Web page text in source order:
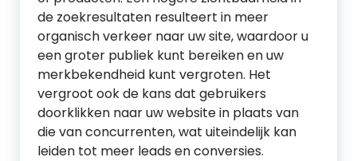
de zoekresultaten resulteert in meer
organisch verkeer naar uw site, waardoor u
een groter publiek kunt bereiken en uw
merkbekendheid kunt vergroten. Het
vergroot ook de kans dat gebruikers
doorklikken naar uw website in plaats van
die van concurrenten, wat uiteindelijk kan
leiden tot meer leads en conversies.